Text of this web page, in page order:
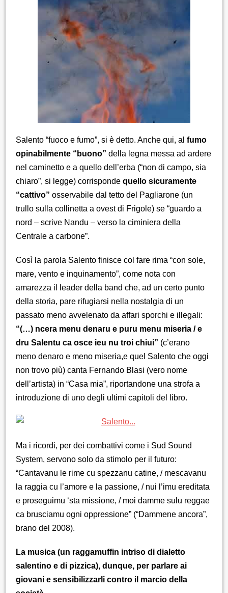
Salento “fuoco e fumo”, si è detto. Anche qui, alfumo
opinabilmente “buono” della legna messa ad ardere
nel caminetto e a quello dell’erba (“non di campo, sia
chiaro”, si legge) corrispondequello sicuramente
“cattivo” osservabile dal tetto del Pagliarone (un
trullo sulla collinetta a ovest di Frigole) se “guardo a
nord – scrive Nandu – verso la ciminiera della
Centrale a carbone”.
Così la parola Salento finisce col fare rima “con sole,
mare, vento e inquinamento”, come nota con
amarezza il leader della band che, ad un certo punto
della storia, pare rifugiarsi nella nostalgia di un
passato meno avvelenato da affari sporchi e illegali:
“(…) ncera menu denaru e puru menu miseria / e
dru Salentu ca osce ieu nu troi chiui” (c’erano
meno denaro e meno miseria,e quel Salento che oggi
non trovo più) canta Fernando Blasi (vero nome
dell’artista) in “Casa mia”, riportandone una strofa a
introduzione di uno degli ultimi capitoli del libro.
Ma i ricordi, per dei combattivi come i Sud Sound
System, servono solo da stimolo per il futuro:
“Cantavanu le rime cu spezzanu catine, / mescavanu
la raggia cu l’amore e la passione, / nui l’imu ereditata
e proseguimu ‘sta missione, / moi damme sulu reggae
ca brusciamu ogni oppressione” (“Dammene ancora”,
brano del 2008).
La musica (un raggamuffin intriso di dialetto
salentino e di pizzica), dunque, per parlare ai
giovani e sensibilizzarli contro il marcio della